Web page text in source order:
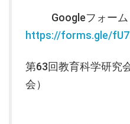
Googleフォー
https://forms.gle/
第63回教育科学研究
会）
実行